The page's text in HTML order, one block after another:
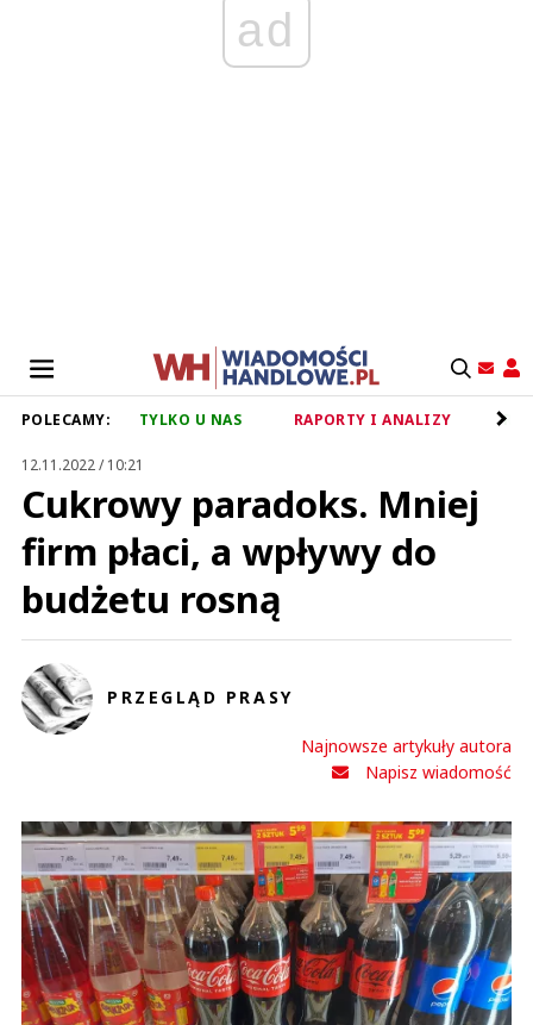
ad
POLECAMY: TYLKO U NAS RAPORTY I ANALIZY
12.11.2022 / 10:21
Cukrowy paradoks. Mniej
firm płaci, a wpływy do
budżetu rosną
PRZEGLĄD PRASY
Najnowsze artykuły autora
Napisz wiadomość